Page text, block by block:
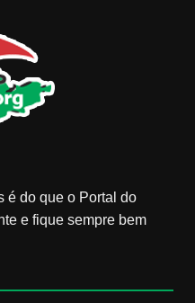
é do que o Portal do
e fique sempre bem